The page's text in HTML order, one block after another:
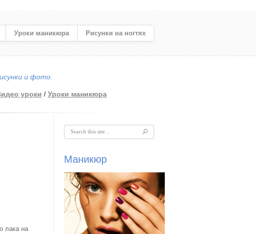
и фото.
Уроки маникюра Рисунки на ногтях
уроки /Уроки маникюра
лака на
Форма поиска
Маникюр